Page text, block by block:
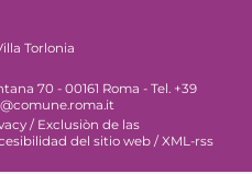
Torlonia
70 - 00161 Roma - Tel. +39
/ Exclusiòn de las
del sitio web / XML-rss